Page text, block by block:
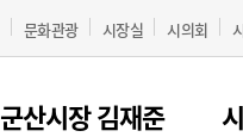
문화관광 시장실 시의회
군산시장 김재준